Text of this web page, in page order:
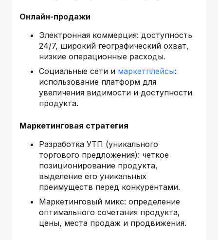
Онлайн-продажи
Электронная коммерция: доступность
24/7, широкий географический охват,
низкие операционные расходы.
Социальные сети и маркетплейсы:
использование платформ для
увеличения видимости и доступности
продукта.
Маркетинговая стратегия
Разработка УТП (уникального
торгового предложения): четкое
позиционирование продукта,
выделение его уникальных
преимуществ перед конкурентами.
Маркетинговый микс: определение
оптимального сочетания продукта,
цены, места продаж и продвижения.